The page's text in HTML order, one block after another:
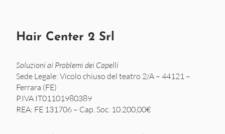
Hair Center 2 Srl
Soluzioni ai Problemi dei Capelli
Sede Legale: Vicolo chiuso del teatro 2/A – 44121 –
Ferrara (FE)
P.IVA IT01101980389
REA: FE 131706 – Cap. Soc. 10.200,00€